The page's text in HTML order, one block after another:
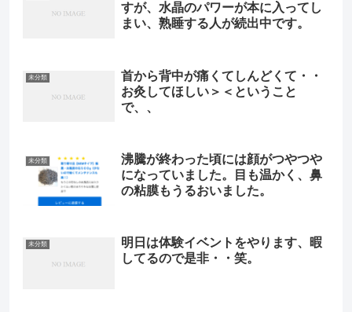
すが、水晶のパワーが本に入ってし
まい、熟睡する人が続出中です。
未分類
首から背中が痛くてしんどくて・・
お灸してほしい＞＜ということ
で、、
未分類
沸騰が終わった頃には顔がつやつや
になっていました。目も温かく、鼻
の粘膜もうるおいました。
未分類
明日は体験イベントをやります、暇
してるので是非・・笑。